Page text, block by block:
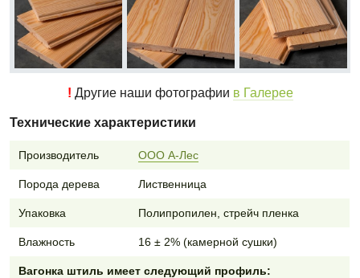
! Другие наши фотографии в Галерее
Технические характеристики
Производитель ООО А-Лес
Порода дерева Лиственница
Упаковка Полипропилен, стрейч пленка
Влажность 16 ± 2% (камерной сушки)
Вагонка штиль имеет следующий профиль: